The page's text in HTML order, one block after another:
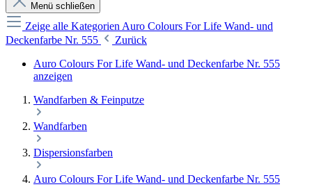
Menü schließen
Zeige alle Kategorien Auro Colours For Life Wand- und
Deckenfarbe Nr. 555
Zurück
Auro Colours For Life Wand- und Deckenfarbe Nr. 555
anzeigen
Wandfarben & Feinputze
Wandfarben
Dispersionsfarben
Auro Colours For Life Wand- und Deckenfarbe Nr. 555